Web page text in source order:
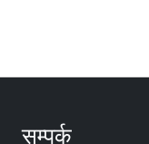
सम्पर्क